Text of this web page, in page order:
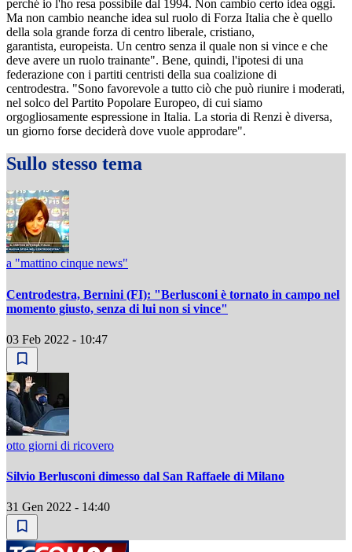
perché io l'ho resa possibile dal 1994. Non cambio certo idea oggi.
Ma non cambio neanche idea sul ruolo di Forza Italia che è quello
della sola grande forza di centro liberale, cristiano,
garantista, europeista. Un centro senza il quale non si vince e che
deve avere un ruolo trainante". Bene, quindi, l'ipotesi di una
federazione con i partiti centristi della sua coalizione di
centrodestra. "Sono favorevole a tutto ciò che può riunire i moderati,
nel solco del Partito Popolare Europeo, di cui siamo
orgogliosamente espressione in Italia. La storia di Renzi è diversa,
un giorno forse deciderà dove vuole approdare".
Sullo stesso tema
a "mattino cinque news"
Centrodestra, Bernini (FI): "Berlusconi è tornato in campo nel
momento giusto, senza di lui non si vince"
03 Feb 2022 - 10:47
otto giorni di ricovero
Silvio Berlusconi dimesso dal San Raffaele di Milano
31 Gen 2022 - 14:40